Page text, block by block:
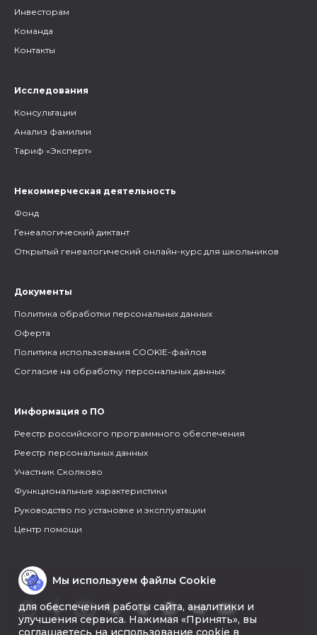
Инвесторам
Команда
Контакты
Исследования
Консультации
Анализ фамилии
Тариф «Эксперт»
Некоммерческая деятельность
Фонд
Генеалогический диктант
Открытый генеалогический онлайн-курс для школьников
Документы
Политика обработки персональных данных
Оферта
Политика использования COOKIE-файлов
Согласие на обработку персональных данных
Информация о ПО
Реестр российского программного обеспечения
Реестр персональных данных
Участник Сколково
Функциональные характеристики
Руководство по установке и эксплуатации
Центр помощи
Мы используем файлы Cookie
для обеспечения работы сайта, аналитики и
улучшения сервиса. Нажимая «Принять», вы
соглашаетесь на использование cookie в